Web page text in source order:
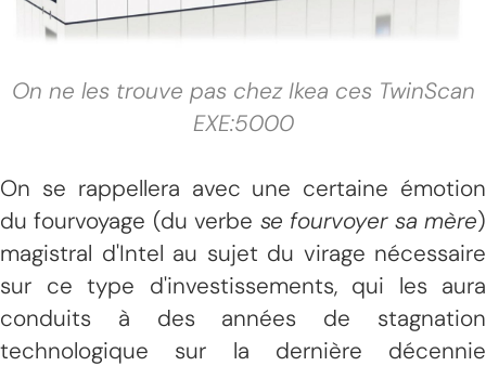
On ne les trouve pas chez Ikea ces TwinScan
EXE:5000
On se rappellera avec une certaine émotion
du fourvoyage (du verbe se fourvoyer sa mère)
magistral d'Intel au sujet du virage nécessaire
sur ce type d'investissements, qui les aura
conduits à des années de stagnation
technologique sur la dernière décennie